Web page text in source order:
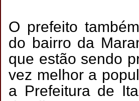
O prefeito
do bairro da
que estão sendo
vez melhor a
a Prefeitura de